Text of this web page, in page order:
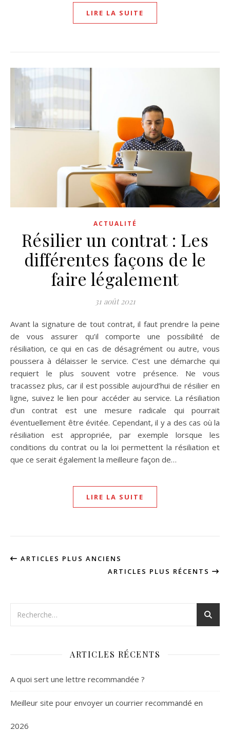
LIRE LA SUITE
ACTUALITÉ
Résilier un contrat : Les
différentes façons de le
faire légalement
31 août 2021
Avant la signature de tout contrat, il faut prendre la peine
de vous assurer qu’il comporte une possibilité de
résiliation, ce qui en cas de désagrément ou autre, vous
poussera à délaisser le service. C’est une démarche qui
requiert le plus souvent votre présence. Ne vous
tracassez plus, car il est possible aujourd’hui de résilier en
ligne, suivez le lien pour accéder au service. La résiliation
d’un contrat est une mesure radicale qui pourrait
éventuellement être évitée. Cependant, il y a des cas où la
résiliation est appropriée, par exemple lorsque les
conditions du contrat ou la loi permettent la résiliation et
que ce serait également la meilleure façon de…
LIRE LA SUITE
ARTICLES PLUS ANCIENS
ARTICLES PLUS RÉCENTS
ARTICLES RÉCENTS
A quoi sert une lettre recommandée ?
Meilleur site pour envoyer un courrier recommandé en
2026